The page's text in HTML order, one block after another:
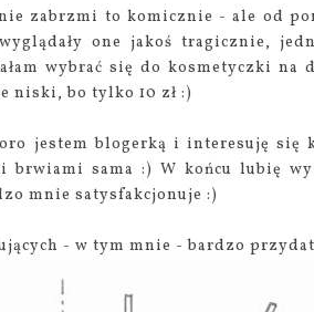
zabrzmi to komicznie - ale od
one jakoś tragicznie,
wybrać się do kosmetyczki
niski, bo tylko 10 zł :)
jestem blogerką i interesuję się
brwiami sama :) W końcu lubię
mnie satysfakcjonuje :)
- w tym mnie - bardzo